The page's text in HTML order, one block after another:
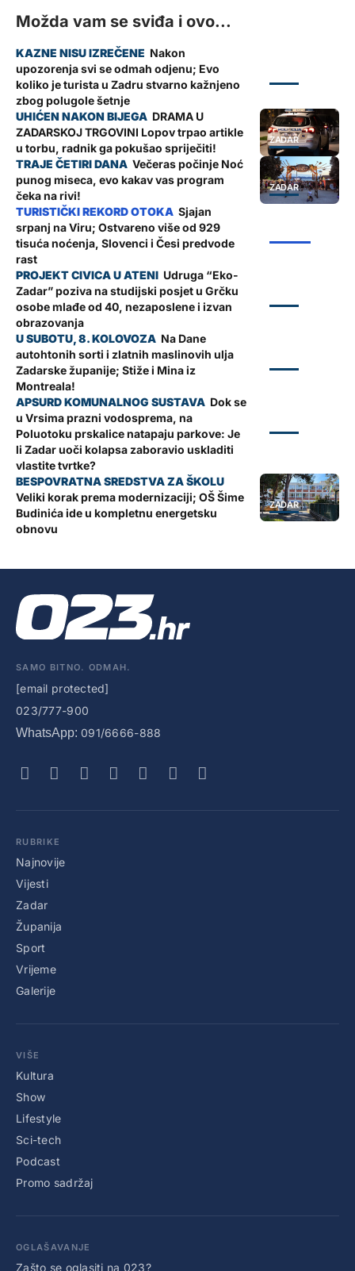
Možda vam se sviđa i ovo...
Nakon
upozorenja svi se odmah odjenu; Evo
koliko je turista u Zadru stvarno kažnjeno
zbog polugole šetnje
ZADAR
DRAMA U
ZADARSKOJ TRGOVINI Lopov trpao artikle
u torbu, radnik ga pokušao spriječiti!
ZADAR
Večeras počinje Noć
punog miseca, evo kakav vas program
čeka na rivi!
Sjajan
srpanj na Viru; Ostvareno više od 929
tisuća noćenja, Slovenci i Česi predvode
rast
Udruga “Eko-
Zadar” poziva na studijski posjet u Grčku
osobe mlađe od 40, nezaposlene i izvan
obrazovanja
Na Dane
autohtonih sorti i zlatnih maslinovih ulja
Zadarske županije; Stiže i Mina iz
Montreala!
Dok se
u Vrsima prazni vodosprema, na
Poluotoku prskalice natapaju parkove: Je
li Zadar uoči kolapsa zaboravio uskladiti
vlastite tvrtke?
ZADAR
Veliki korak prema modernizaciji; OŠ Šime
Budinića ide u kompletnu energetsku
obnovu
SAMO BITNO. ODMAH.
[email protected]
023/777-900
WhatsApp: 091/6666-888
RUBRIKE
Najnovije
Vijesti
Zadar
Županija
Sport
Vrijeme
Galerije
VIŠE
Kultura
Show
Lifestyle
Sci-tech
Podcast
Promo sadržaj
OGLAŠAVANJE
Zašto se oglasiti na 023?